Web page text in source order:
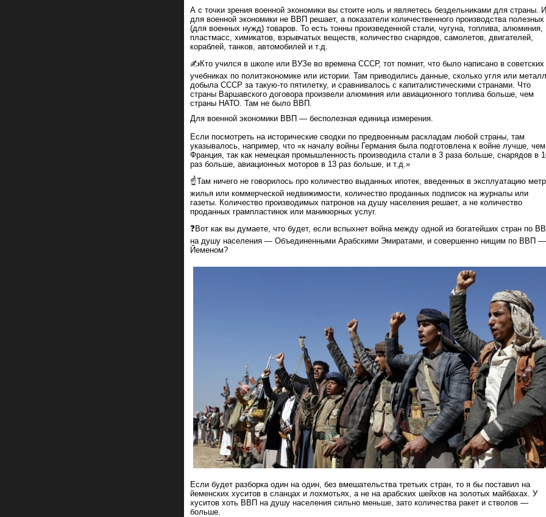
А с точки зрения военной экономики вы стоите ноль и являетесь бездельниками для страны.
для военной экономики не ВВП решает, а показатели количественного производства полезных
(для военных нужд) товаров. То есть тонны произведенной стали, чугуна, топлива, алюминия,
пластмасс, химикатов, взрывчатых веществ, количество снарядов, самолетов, двигателей,
кораблей, танков, автомобилей и т.д.
✍️Кто учился в школе или ВУЗе во времена СССР, тот помнит, что было написано в советских
учебниках по политэкономике или истории. Там приводились данные, сколько угля или
добыла СССР за такую-то пятилетку, и сравнивалось с капиталистическими странами. Что
страны Варшавского договора произвели алюминия или авиационного топлива больше, чем
страны НАТО. Там не было ВВП.
Для военной экономики ВВП — бесполезная единица измерения.
Если посмотреть на исторические сводки по предвоенным раскладам любой страны, там
указывалось, например, что «к началу войны Германия была подготовлена к войне лучше, чем
Франция, так как немецкая промышленность производила стали в 3 раза больше, снарядов в
раз больше, авиационных моторов в 13 раз больше, и т.д.»
☝️Там ничего не говорилось про количество выданных ипотек, введенных в эксплуатацию
жилья или коммерческой недвижимости, количество проданных подписок на журналы или
газеты. Количество производимых патронов на душу населения решает, а не количество
проданных грампластинок или маникюрных услуг.
❓Вот как вы думаете, что будет, если вспыхнет война между одной из богатейших стран по
на душу населения — Объединенными Арабскими Эмиратами, и совершенно нищим по ВВП —
Йеменом?
Если будет разборка один на один, без вмешательства третьих стран, то я бы поставил на
йеменских хуситов в сланцах и лохмотьях, а не на арабских шейхов на золотых майбахах. У
хуситов хоть ВВП на душу населения сильно меньше, зато количества ракет и стволов —
больше.